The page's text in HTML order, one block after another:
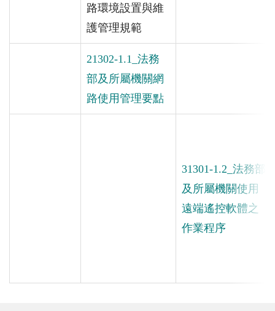
路環境設置與維
護管理規範
21302-1.1_法務
部及所屬機關網
路使用管理要點
31301-1.2_法務部
及所屬機關使用
遠端遙控軟體之
作業程序